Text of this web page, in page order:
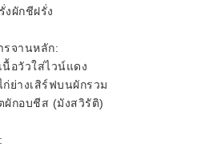
งผักชีฝรั่ง
รจานหลัก:
นื้อวัวใส่ไวน์แดง
ก่ย่างเสิร์ฟบนผักรวม
ผักอบชีส (มังสวิรัติ)